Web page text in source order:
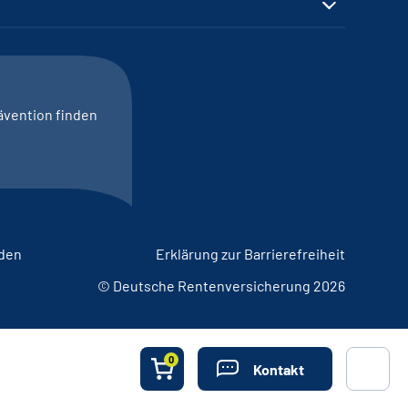
0
Kontakt
finden
Erklärung zur Barrierefreiheit
© Deutsche Rentenversicherung 2026